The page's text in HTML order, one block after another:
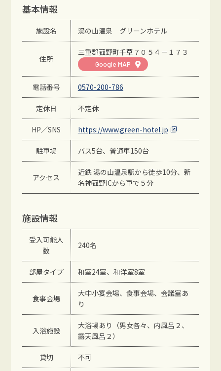
基本情報
施設名 湯の山温泉 グリーンホテル
住所
三重郡菰野町千草７０５４－１７３
Google MAP
電話番号 0570-200-786
定休日 不定休
HP／SNS https://www.green-hotel.jp
駐車場 バス5台、普通車150台
アクセス
近鉄 湯の山温泉駅から徒歩10分、新
名神菰野ICから車で５分
施設情報
受入可能人
数
240名
部屋タイプ 和室24室、和洋室8室
食事会場
大中小宴会場、食事会場、会議室あ
り
入浴施設
大浴場あり（男女各々、内風呂２、
露天風呂２）
貸切 不可